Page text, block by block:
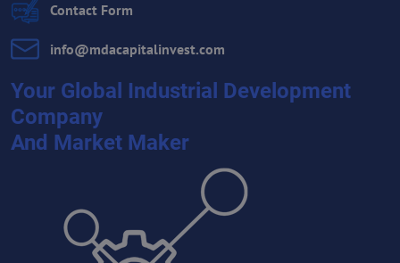
Contact Form
info​@mdacapitalinvest​.com
Your Global Industrial Development
Company
And Market Maker